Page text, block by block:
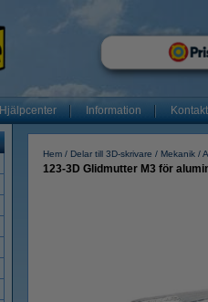
Hjälpcenter Information
Hem Delar till 3D-skrivare Mekanik
123-3D Glidmutter M3 för